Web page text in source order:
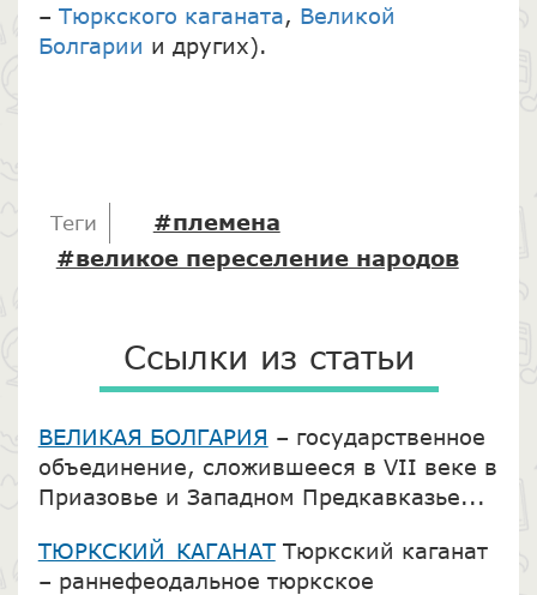
– Тюркского каганата, Великой
Болгарии и других).
Теги
#племена
#великое переселение народов
Ссылки из статьи
ВЕЛИКАЯ БОЛГАРИЯ – государственное
объединение, сложившееся в VII веке в
Приазовье и Западном Предкавказье...
ТЮРКСКИЙ КАГАНАТ Тюркский каганат
– раннефеодальное тюркское